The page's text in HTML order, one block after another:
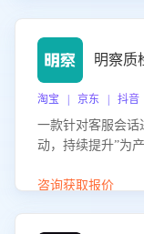
明察质
淘宝 | 京东 | 抖音
一款针对客服会话
动，持续提升”为
升客服团队的销服
咨询获取报价